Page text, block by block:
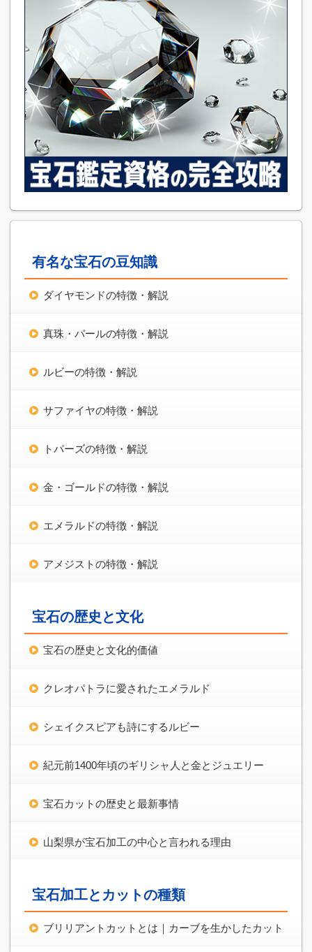
有名な宝石の豆知識
ダイヤモンドの特徴・解説
真珠・パールの特徴・解説
ルビーの特徴・解説
サファイヤの特徴・解説
トパーズの特徴・解説
金・ゴールドの特徴・解説
エメラルドの特徴・解説
アメジストの特徴・解説
宝石の歴史と文化
宝石の歴史と文化的価値
クレオパトラに愛されたエメラルド
シェイクスピアも詩にするルビー
紀元前1400年頃のギリシャ人と金とジュエリー
宝石カットの歴史と最新事情
山梨県が宝石加工の中心と言われる理由
宝石加工とカットの種類
ブリリアントカットとは｜カーブを生かしたカット